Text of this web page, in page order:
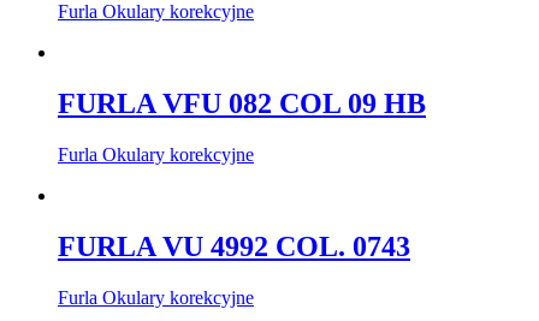
Furla Okulary korekcyjne
FURLA VFU 082 COL 09 HB
Furla Okulary korekcyjne
FURLA VU 4992 COL. 0743
Furla Okulary korekcyjne